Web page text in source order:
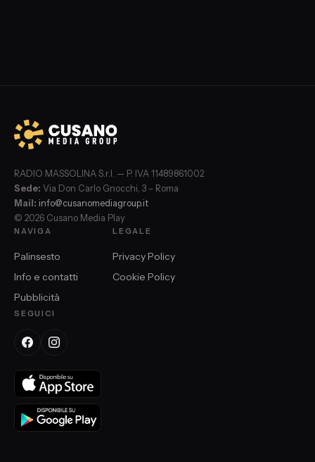
RADIO MASSOLINA S.r.l. — P. IVA 11489861002
Sede: Via Don Carlo Gnocchi, 3 – Roma
Mail: info@cusanomediagroup.it
© 2026 Cusano Media Play
NAVIGA
Palinsesto
Info e contatti
Pubblicità
LEGALE
Privacy Policy
Cookie Policy
SEGUICI